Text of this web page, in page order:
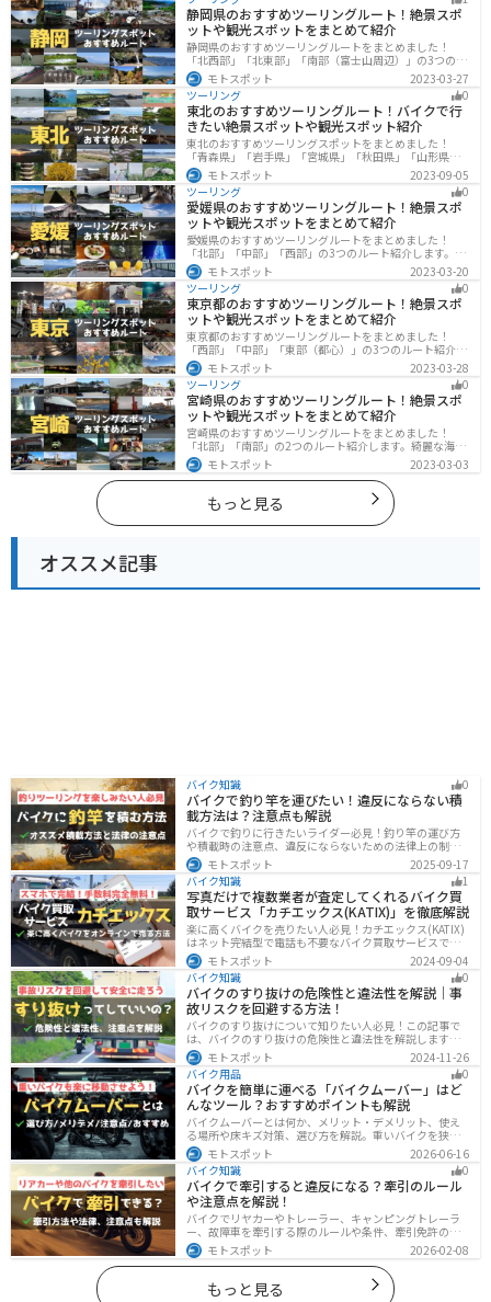
静岡県のおすすめツーリングルート！絶景スポ
ットや観光スポットをまとめて紹介
静岡県のおすすめツーリングルートをまとめました！
「北西部」「北東部」「南部（富士山周辺）」の3つのル
ート紹介します。富士山を中心に自然豊かな景色や食事
を楽しめるスポットが多数あります。バイクで静岡県に
ツーリングに行く際は参考にしてください。
モトスポット
2023-03-27
ツーリング
0
東北のおすすめツーリングルート！バイクで行
きたい絶景スポットや観光スポット紹介
東北のおすすめツーリングスポットをまとめました！
「青森県」「岩手県」「宮城県」「秋田県」「山形県」
「福島県」の各県の観光地紹介します。自然豊かな山々
や湖、温泉地が点在し、四季折々の景色を楽しめるスポ
ットが多数あります。バイクで東北にツーリングに行く
際は参考にしてください。
モトスポット
2023-09-05
ツーリング
0
愛媛県のおすすめツーリングルート！絶景スポ
ットや観光スポットをまとめて紹介
愛媛県のおすすめツーリングルートをまとめました！
「北部」「中部」「西部」の3つのルート紹介します。山
や海といった自然だけでなく、気軽に渡れる島もあり
様々な楽しみ方ができます。バイクで愛媛県にツーリン
グに行く際は参考にしてください。
モトスポット
2023-03-20
ツーリング
0
東京都のおすすめツーリングルート！絶景スポ
ットや観光スポットをまとめて紹介
東京都のおすすめツーリングルートをまとめました！
「西部」「中部」「東部（都心）」の3つのルート紹介し
ます。西に行けば奥多摩の自然、東に行けば都心スポッ
トと、自然も街も楽しめるスポットが多数あります。バ
イクで東京都にツーリングに行く際は参考にしてくださ
い。
モトスポット
2023-03-28
ツーリング
0
宮崎県のおすすめツーリングルート！絶景スポ
ットや観光スポットをまとめて紹介
宮崎県のおすすめツーリングルートをまとめました！
「北部」「南部」の2つのルート紹介します。綺麗な海岸
線が特徴的な海・自然豊かな山・趣のある神社を満喫す
るツーリングができます。バイクで宮崎県にツーリング
に行く際は参考にしてください。
モトスポット 2023-03-03
もっと見る
オススメ記事
バイク知識 0
バイクで釣り竿を運びたい！違反にならない積
載方法は？注意点も解説
バイクで釣りに行きたいライダー必見！釣り竿の運び方
や積載時の注意点、違反にならないための法律上の制限
を解説。風の影響やバランス、安全面のポイントを押さ
えつつ、おすすめのロッドケース・ロッドホルダー・コ
ンパクトロッドも紹介。ツーリング途中に気軽に釣りを
楽しみたい方にも最適な情報が満載
モトスポット
2025-09-17
バイク知識
1
写真だけで複数業者が査定してくれるバイク買
取サービス「カチエックス(KATIX)」を徹底解説
楽に高くバイクを売りたい人必見！カチエックス(KATIX)
はネット完結型で電話も不要なバイク買取サービスで
す。バイク情報と写真を登録するだけで、複数のバイク
業者がオークション形式で価格を競い合ってくれるの
で、何もせず最高値でバイクを売ることができます。
モトスポット
2024-09-04
バイク知識
0
バイクのすり抜けの危険性と違法性を解説｜事
故リスクを回避する方法！
バイクのすり抜けについて知りたい人必見！この記事で
は、バイクのすり抜けの危険性と違法性を解説します。
実は、すり抜けによる事故のリスクは想像以上に高いで
す。記事を参考にすり抜けのリスクを理解し、安全運転
に努めましょう。
モトスポット
2024-11-26
バイク用品
0
バイクを簡単に運べる「バイクムーバー」はど
んなツール？おすすめポイントも解説
バイクムーバーとは何か、メリット・デメリット、使え
る場所や床キズ対策、選び方を解説。重いバイクを狭い
ガレージで楽に移動したい方へ、ワールドウォークやFov
nyなどおすすめ商品2選の特徴も紹介します。駐車時の切
り返しや転倒の不安を減らしたいライダー必見です。導
入前の注意点もわかります。安全面まで確認。
モトスポット
2026-06-16
バイク知識
0
バイクで牽引すると違反になる？牽引のルール
や注意点を解説！
バイクでリヤカーやトレーラー、キャンピングトレーラ
ー、故障車を牽引する際のルールや条件、牽引免許の有
無、速度制限、必要な装備をわかりやすく解説。メリッ
ト・デメリットや注意点も紹介し、安全にバイクの積載
力をアップする方法をまとめました。
モトスポット 2026-02-08
もっと見る